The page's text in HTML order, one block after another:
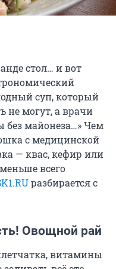
стол… и вот
суп, который
не могут, а врачи
без майонеза…» Чем
с медицинской
— квас, кефир или
всего
разбирается с
Овощной рай
витамины